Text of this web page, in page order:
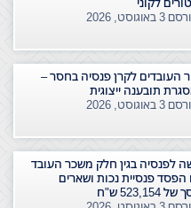
לקוני
3 באוגוסט, 2026
העובדים לקרן פנסיה בחסר –
3 באוגוסט, 2026
לפנסיה בגין חלק משכר העובד
הפסד פנסיית נכות ושארים
ש"ח